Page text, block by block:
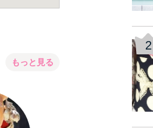
もっと見る